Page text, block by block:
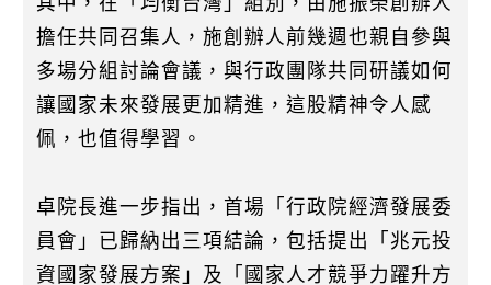
擔任共同召集人，施創辦人前幾週也親自參與
多場分組討論會議，與行政團隊共同研議如何
讓國家未來發展更加精進，這股精神令人感
佩，也值得學習。
卓院長進一步指出，首場「行政院經濟發展委
員會」已歸納出三項結論，包括提出「兆元投
資國家發展方案」及「國家人才競爭力躍升方